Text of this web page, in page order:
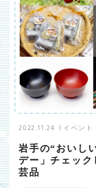
2022.11.24 イベント
岩手の“おいし
デー」チェッ
芸品